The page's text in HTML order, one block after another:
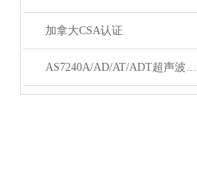
加拿大CSA认证
AS7240A/AD/AT/ADT超声波清洗机